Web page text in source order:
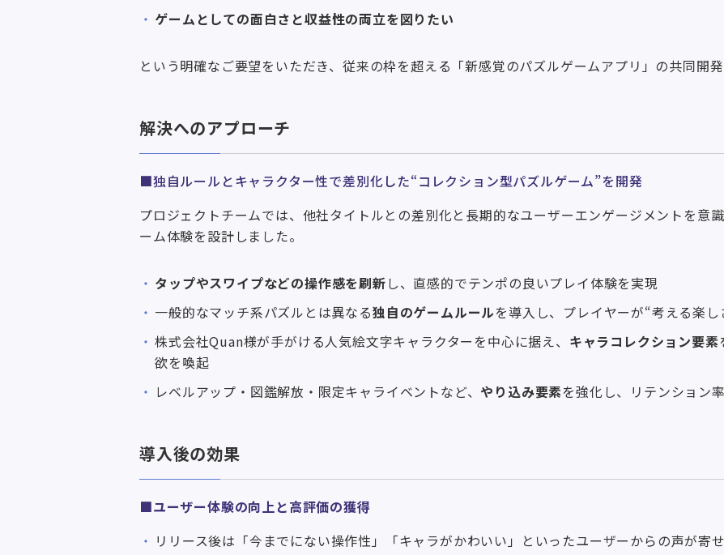
ゲームとしての面白さと収益性の両立を図りたい
という明確なご要望をいただき、従来の枠を超える「新感覚のパズルゲームアプリ」の共同開
解決へのアプローチ
■独自ルールとキャラクター性で差別化した“コレクション型パズルゲーム”を開発
プロジェクトチームでは、他社タイトルとの差別化と長期的なユーザーエンゲージメントを意
ーム体験を設計しました。
タップやスワイプなどの操作感を刷新し、直感的でテンポの良いプレイ体験を実現
一般的なマッチ系パズルとは異なる独自のゲームルールを導入し、プレイヤーが“考える楽
株式会社Quan様が手がける人気絵文字キャラクターを中心に据え、 キャラコレクション要素
欲を喚起
レベルアップ・図鑑解放・限定キャライベントなど、 やり込み要素を強化し、リテンション
導入後の効果
■ユーザー体験の向上と高評価の獲得
リリース後は「今までにない操作性」「キャラがかわいい」といったユーザーからの声が寄せ